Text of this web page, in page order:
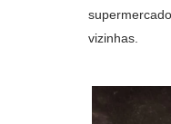
vizinhas.